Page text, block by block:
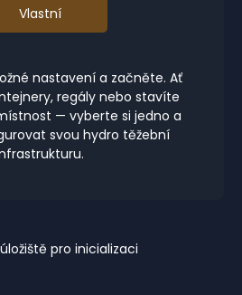
Vlastní
nastavení a začněte. Ať
regály nebo stavíte
— vyberte si jedno a
svou hydro těžební
pro inicializaci